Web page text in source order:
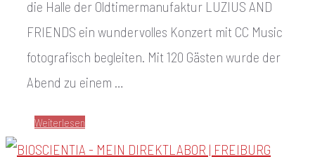
die Halle der Oldtimermanufaktur LUZIUS AND
FRIENDS ein wundervolles Konzert mit CC Music
fotografisch begleiten. Mit 120 Gästen wurde der
Abend zu einem …
Weiterlesen